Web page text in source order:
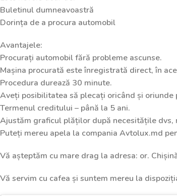
Buletinul dumneavoastră
Dorința de a procura automobil
Avantajele:
Procurați automobil fără probleme ascunse.
Mașina procurată este înregistrată direct, în
Procedura durează 30 minute.
Aveți posibilitatea să plecați oricând și
Termenul creditului – până la 5 ani.
Ajustăm graficul plăților după necesitățile dvs,
Puteți mereu apela la compania Avtolux.md
Vă așteptăm cu mare drag la adresa: or.
Vă servim cu cafea și suntem mereu la